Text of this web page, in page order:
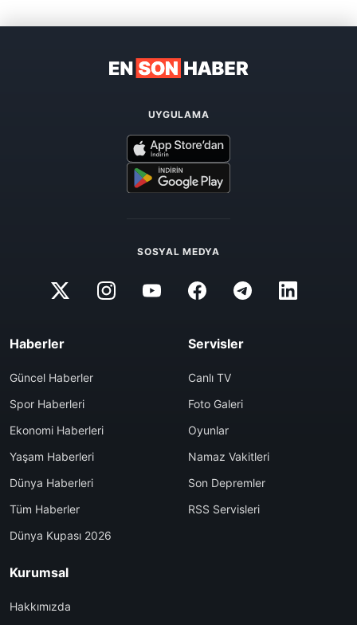
UYGULAMA
SOSYAL MEDYA
Haberler
Güncel Haberler
Spor Haberleri
Ekonomi Haberleri
Yaşam Haberleri
Dünya Haberleri
Tüm Haberler
Dünya Kupası 2026
Servisler
Canlı TV
Foto Galeri
Oyunlar
Namaz Vakitleri
Son Depremler
RSS Servisleri
Kurumsal
Hakkımızda